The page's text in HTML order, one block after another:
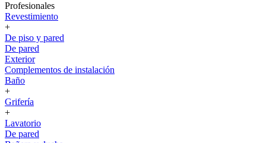
Profesionales
Revestimiento
+
De piso y pared
De pared
Exterior
Complementos de instalación
Baño
+
Grifería
+
Lavatorio
De pared